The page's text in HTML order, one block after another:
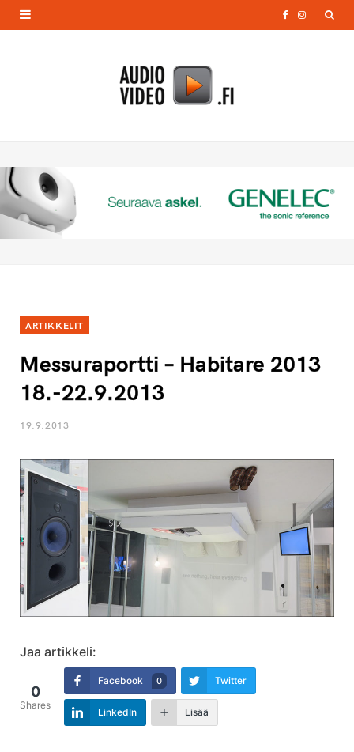
o
I
r
ARTIKKELIT
Messuraportti – Habitare 2013
18.-22.9.2013
19.9.2013
Jaa artikkeli:
0
Shares
Facebook 0 Twitter
LinkedIn Lisää